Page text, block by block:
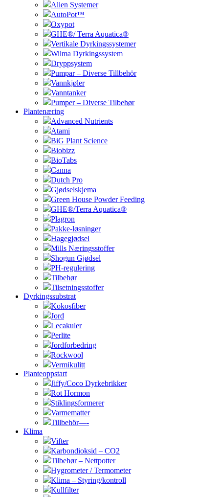
Alien Systemer
AutoPot™
Oxypot
GHE®/ Terra Aquatica®
Vertikale Dyrkingssystemer
Wilma Dyrkingssystem
Dryppsystem
Pumpar – Diverse Tillbehör
Vannkjøler
Vanntanker
Pumper – Diverse Tilbehør
Plantenæring
Advanced Nutrients
Atami
BiG Plant Science
Biobizz
BioTabs
Canna
Dutch Pro
Gjødselskjema
Green House Powder Feeding
GHE®/Terra Aquatica®
Plagron
Pakke-løsninger
Hagegjødsel
Mills Næringsstoffer
Shogun Gjødsel
PH-regulering
Tilbehør
Tilsetningsstoffer
Dyrkingssubstrat
Kokosfiber
Jord
Lecakuler
Perlite
Jordforbedring
Rockwool
Vermikulitt
Planteoppstart
Jiffy/Coco Dyrkebrikker
Rot Hormon
Stiklingsformerer
Varmematter
Tillbehör—-
Klima
Vifter
Karbondioksid – CO2
Tilbehør – Nettpotter
Hygrometer / Termometer
Klima – Styring/kontroll
Kullfilter